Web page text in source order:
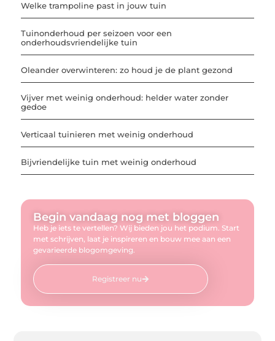
Welke trampoline past in jouw tuin
Tuinonderhoud per seizoen voor een
onderhoudsvriendelijke tuin
Oleander overwinteren: zo houd je de plant gezond
Vijver met weinig onderhoud: helder water zonder
gedoe
Verticaal tuinieren met weinig onderhoud
Bijvriendelijke tuin met weinig onderhoud
Begin vandaag nog met bloggen
Heb je iets te vertellen? Wij bieden jou het podium. Start
met schrijven, laat je inspireren en bouw mee aan een
gevarieerde blogomgeving.
Registreer nu